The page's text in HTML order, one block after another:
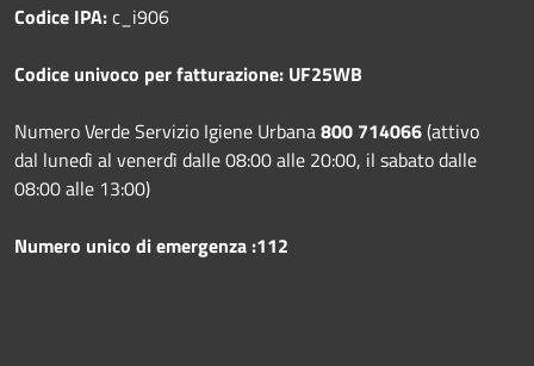
Codice IPA:c_i906
Codice univoco per fatturazione: UF25WB
Numero Verde Servizio Igiene Urbana800 714066(attivo
dal lunedì al venerdì dalle 08:00 alle 20:00, il sabato dalle
08:00 alle 13:00)
Numero unico di emergenza :112